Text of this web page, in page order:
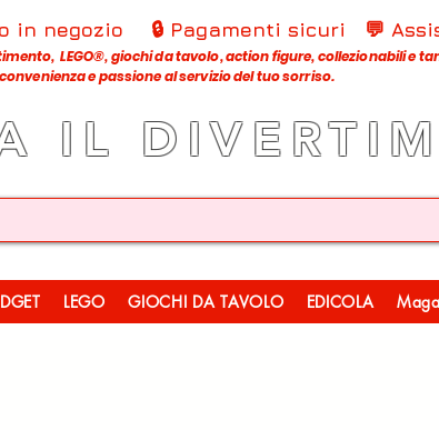
IL
in negozio 🔒 Pagamenti sicuri 💬
LEGO®, giochi da tavolo, action figure, collezionabili e
e passione al servizio del tuo sorriso.
LEGO GIOCHI DA TAVOLO EDICOLA